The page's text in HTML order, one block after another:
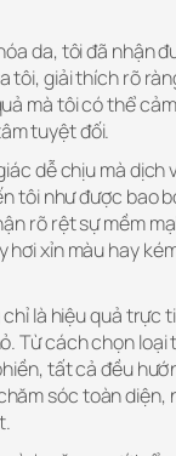
da, tôi đã nhận
giải thích rõ
mà tôi có thể
tuyệt đối.
dễ chịu mà dịch
tôi như được bao
rõ rệt sự mềm
xỉn màu hay
là hiệu quả trực
Từ cách chọn
tất cả đều
sóc toàn diện,